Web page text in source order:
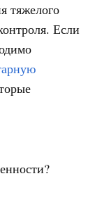
тяжелого
Если